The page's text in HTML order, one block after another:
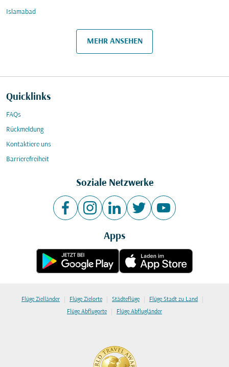
Islamabad
MEHR ANSEHEN
Quicklinks
FAQs
Rückmeldung
Kontaktiere uns
Barrierefreiheit
Soziale Netzwerke
Apps
Flüge Zielländer | Flüge Zielorte | Städteflüge | Flüge Stadt zu Land |
Flüge Abflugorte | Flüge Abflugländer